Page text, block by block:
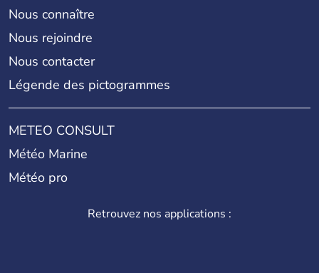
Nous connaître
Nous rejoindre
Nous contacter
Légende des pictogrammes
METEO CONSULT
Météo Marine
Météo pro
Retrouvez nos applications :